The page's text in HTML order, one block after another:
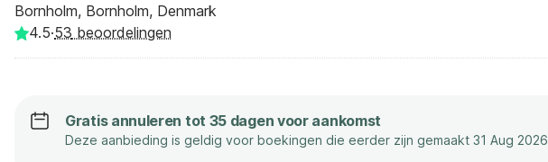
Bornholm, Bornholm, Denmark
4.5·53 beoordelingen
Gratis annuleren tot 35 dagen voor aankomst
Deze aanbieding is geldig voor boekingen die eerder zijn gemaakt 31 Aug 2026